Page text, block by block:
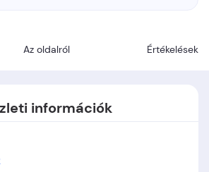
Az oldalról Értékelések
információk